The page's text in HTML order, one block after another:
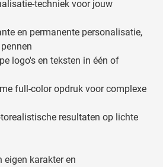
techniek voor jouw
en permanente personalisatie,
logo's en teksten in één of
full-color opdruk voor complexe
resultaten op lichte
eigen karakter en